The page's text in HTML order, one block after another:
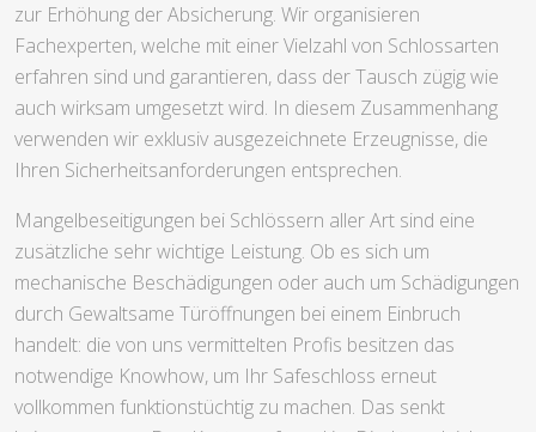
zur Erhöhung der Absicherung. Wir organisieren
Fachexperten, welche mit einer Vielzahl von Schlossarten
erfahren sind und garantieren, dass der Tausch zügig wie
auch wirksam umgesetzt wird. In diesem Zusammenhang
verwenden wir exklusiv ausgezeichnete Erzeugnisse, die
Ihren Sicherheitsanforderungen entsprechen.
Mangelbeseitigungen bei Schlössern aller Art sind eine
zusätzliche sehr wichtige Leistung. Ob es sich um
mechanische Beschädigungen oder auch um Schädigungen
durch Gewaltsame Türöffnungen bei einem Einbruch
handelt: die von uns vermittelten Profis besitzen das
notwendige Knowhow, um Ihr Safeschloss erneut
vollkommen funktionstüchtig zu machen. Das senkt